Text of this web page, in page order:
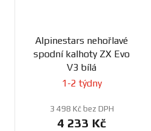
Alpinestars nehořlavé
spodní kalhoty ZX Evo
V3 bílá
1-2 týdny
3 498 Kč bez DPH
4 233 Kč